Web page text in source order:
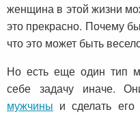
женщина в этой жизни
это прекрасно. Почему
что это может быть
Но есть еще один тип
себе задачу иначе.
мужчины и сделать